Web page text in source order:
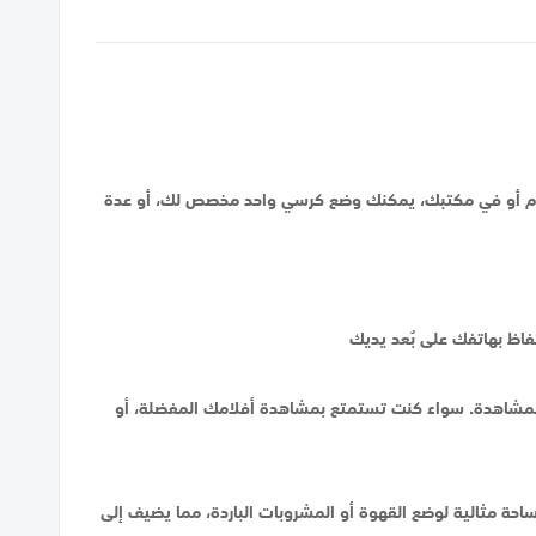
النوم أو في مكتبك، يمكنك وضع كرسي واحد مخصص لك، أو عدة
بهاتفك على بُعد يديك
سواء كنت تستمتع بمشاهدة أفلامك المفضلة، أو
مثالية لوضع القهوة أو المشروبات الباردة، مما يضيف إلى